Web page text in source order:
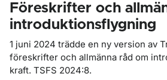
Föreskrifter och
introduktionsflygning
1 juni 2024 trädde en ny version av
föreskrifter och allmänna råd om
kraft. TSFS 2024:8.